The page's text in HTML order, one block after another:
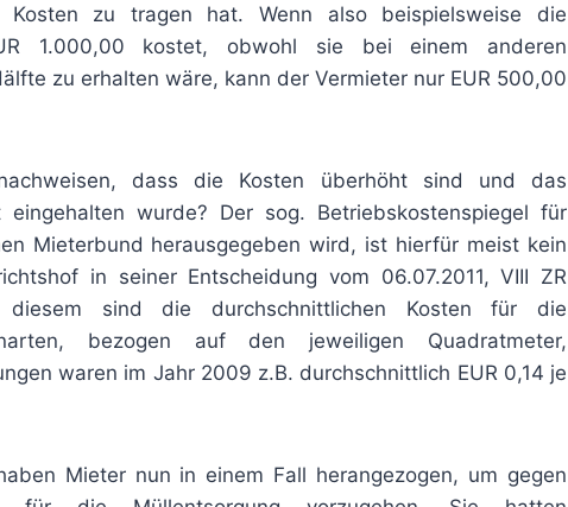
Kosten zu tragen hat. Wenn also beispielsweise die
1.000,00 kostet, obwohl sie bei einem anderen
zu erhalten wäre, kann der Vermieter nur EUR 500,00
dass die Kosten überhöht sind und das
wurde? Der sog. Betriebskostenspiegel für
Mieterbund herausgegeben wird, ist hierfür meist kein
in seiner Entscheidung vom 06.07.2011, VIII ZR
sind die durchschnittlichen Kosten für die
bezogen auf den jeweiligen Quadratmeter,
waren im Jahr 2009 z.B. durchschnittlich EUR 0,14 je
Mieter nun in einem Fall herangezogen, um gegen